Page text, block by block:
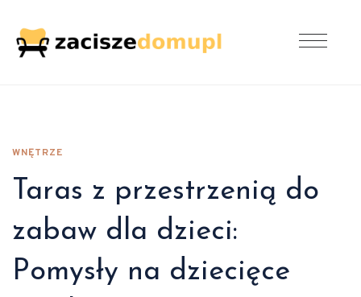
WNĘTRZE
Taras z przestrzenią do
zabaw dla dzieci:
Pomysły na dziecięce